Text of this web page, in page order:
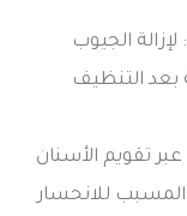
: لإزالة الجيوب
بعد التنظيف
عبر تقويم الأسنان
المسبب للانحسار